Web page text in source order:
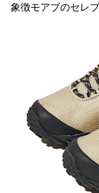
象徴モアブのセレ